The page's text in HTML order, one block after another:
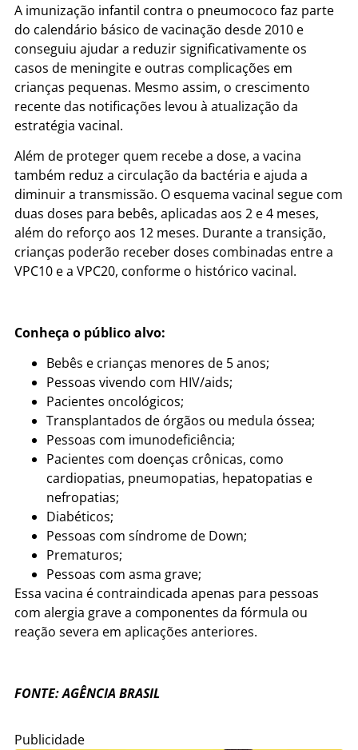
A imunização infantil contra o pneumococo faz parte
do calendário básico de vacinação desde 2010 e
conseguiu ajudar a reduzir significativamente os
casos de meningite e outras complicações em
crianças pequenas. Mesmo assim, o crescimento
recente das notificações levou à atualização da
estratégia vacinal.
Além de proteger quem recebe a dose, a vacina
também reduz a circulação da bactéria e ajuda a
diminuir a transmissão. O esquema vacinal segue com
duas doses para bebês, aplicadas aos 2 e 4 meses,
além do reforço aos 12 meses. Durante a transição,
crianças poderão receber doses combinadas entre a
VPC10 e a VPC20, conforme o histórico vacinal.
Conheça o público alvo:
Bebês e crianças menores de 5 anos;
Pessoas vivendo com HIV/aids;
Pacientes oncológicos;
Transplantados de órgãos ou medula óssea;
Pessoas com imunodeficiência;
Pacientes com doenças crônicas, como
cardiopatias, pneumopatias, hepatopatias e
nefropatias;
Diabéticos;
Pessoas com síndrome de Down;
Prematuros;
Pessoas com asma grave;
Essa vacina é contraindicada apenas para pessoas
com alergia grave a componentes da fórmula ou
reação severa em aplicações anteriores.
FONTE: AGÊNCIA BRASIL
Publicidade